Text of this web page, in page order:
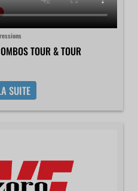
TOUR & TOUR
SUITE